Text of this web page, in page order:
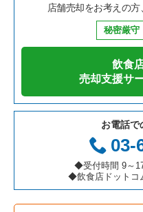
鉄板焼き・お好み焼の居抜
カフェの居抜き売却物件の案
テイクアウトの居抜き売却
お弁当・惣菜・デリの居抜
カラオケ・パブ・スナック
バーの居抜き売却物件の案
兵庫県の飲食店の居抜き売
愛知県の飲食店の居抜き売
岐阜県の飲食店の居抜き売
三重県の飲食店の居抜き売
大阪市西区の飲食店の居抜
大阪市福島区の飲食店の居
豊中市の飲食店の居抜き売
大阪市都島区の飲食店の居
大阪市阿倍野区の飲食店の
東大阪市の飲食店の居抜き
大阪府のそば・うどんの居
大阪府の焼肉の居抜き売却
大阪府の鉄板焼き・お好み
大阪府のアジア料理の居抜
大阪府のカフェの居抜き売
大阪府のテイクアウトの居
大阪市天王寺区のテイクア
大阪市天王寺区の和食の居
店舗売却をお考えの方
秘密厳守
飲食
売却支援サ
お電話で
03-
◆受付時間 9～
◆飲食店ドットコ